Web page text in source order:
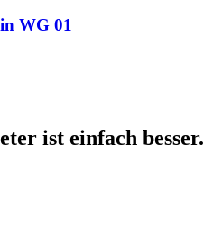
WG 01
ist einfach besser.